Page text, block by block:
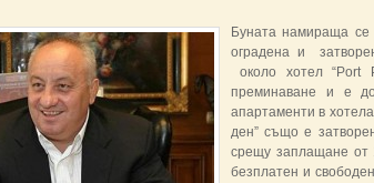
Буната намираща
оградена и
около хотел “Port
преминаване и е
апартаменти в
ден” също е
срещу заплащане от
безплатен и